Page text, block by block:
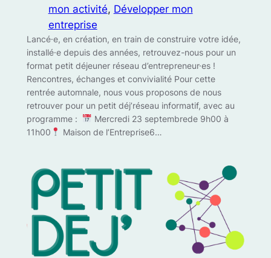
mon activité, Développer mon
entreprise
Lancé·e, en création, en train de construire votre idée,
installé·e depuis des années, retrouvez-nous pour un
format petit déjeuner réseau d’entrepreneur·es !
Rencontres, échanges et convivialité Pour cette
rentrée automnale, nous vous proposons de nous
retrouver pour un petit déj’réseau informatif, avec au
programme :
Mercredi 23 septembrede 9h00 à
11h00
Maison de l’Entreprise6…